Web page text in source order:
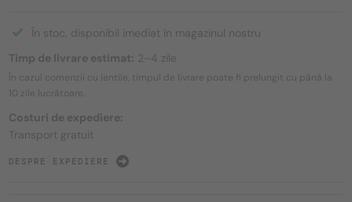
În stoc, disponibil imediat în magazinul nostru
Timp de livrare estimat: 2–4 zile
În cazul comenzii cu lentile, timpul de livrare poate fi prelungit cu până la
10 zile lucrătoare.
Costuri de expediere:
Transport gratuit
DESPRE EXPEDIERE